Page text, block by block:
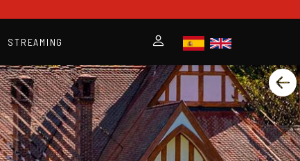
STREAMING